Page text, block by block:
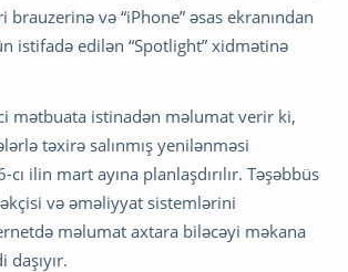
brauzerinə və “iPhone” əsas ekranından
istifadə edilən “Spotlight” xidmətinə
mətbuata istinadən məlumat verir ki,
təxirə salınmış yenilənməsi
ilin mart ayına planlaşdırılır. Təşəbbüs
və əməliyyat sistemlərini
məlumat axtara biləcəyi məkana